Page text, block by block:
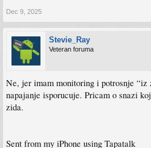
Dec 9, 2025
Stevie_Ray
Veteran foruma
Ne, jer imam monitoring i potrosnje “iz
napajanje isporucuje. Pricam o snazi
zida.
Sent from my iPhone using Tapatalk